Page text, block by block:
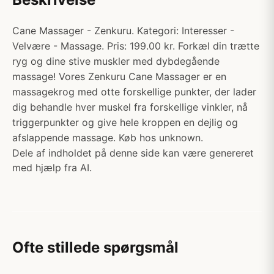
Cane Massager - Zenkuru. Kategori: Interesser -
Velvære - Massage. Pris: 199.00 kr. Forkæl din trætte
ryg og dine stive muskler med dybdegående
massage! Vores Zenkuru Cane Massager er en
massagekrog med otte forskellige punkter, der lader
dig behandle hver muskel fra forskellige vinkler, nå
triggerpunkter og give hele kroppen en dejlig og
afslappende massage. Køb hos unknown.
Dele af indholdet på denne side kan være genereret
med hjælp fra AI.
Ofte stillede spørgsmål